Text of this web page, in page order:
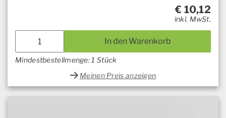
€ 10,12
inkl. MwSt.
In den Warenkorb
Mindestbestellmenge: 1 Stück
Meinen Preis anzeigen